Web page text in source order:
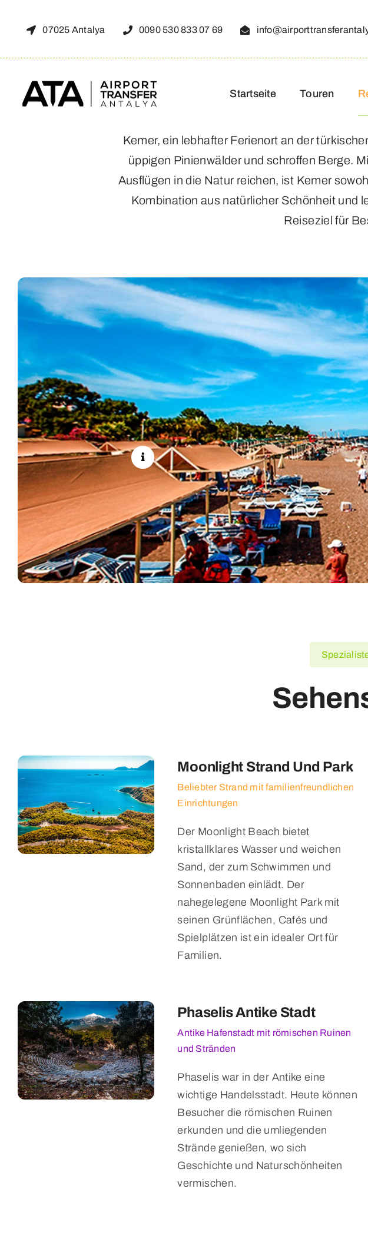
Inhalt
07025 Antalya 0090 530 833 07 69
Startseite Touren
Kemer, ein lebhafter Ferienort an der
üppigen Pinienwälder und schroffen Berge.
Ausflügen in die Natur reichen, ist Kemer
Kombination aus natürlicher Schönheit und
Reiseziel für
Moonlight Strand Und Park
Beliebter Strand mit familienfreundlichen
Einrichtungen
Der Moonlight Beach bietet
kristallklares Wasser und weichen
Sand, der zum Schwimmen und
Sonnenbaden einlädt. Der
nahegelegene Moonlight Park mit
seinen Grünflächen, Cafés und
Spielplätzen ist ein idealer Ort für
Familien.
Phaselis Antike Stadt
Antike Hafenstadt mit römischen Ruinen
und Stränden
Phaselis war in der Antike eine
wichtige Handelsstadt. Heute können
Besucher die römischen Ruinen
erkunden und die umliegenden
Strände genießen, wo sich
Geschichte und Naturschönheiten
vermischen.